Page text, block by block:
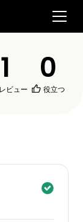
1
レビュー
0
役立つ